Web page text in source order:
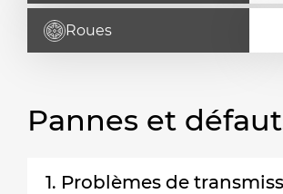
Roues
Pannes et
1. Problèmes de